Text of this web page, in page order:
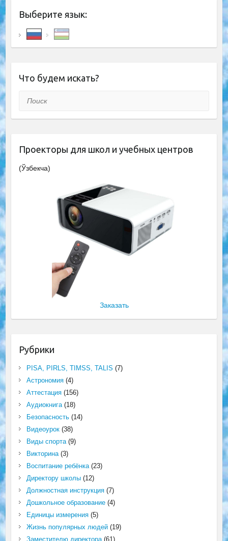
Выберите язык:
Что будем искать?
Поиск
Проекторы для школ и учебных центров
(Ўзбекча)
Заказать
Рубрики
PISA, PIRLS, TIMSS, TALIS (7)
Астрономия(4)
Аттестация(156)
Аудиокнига(18)
Безопасность(14)
Видеоурок(38)
Виды спорта(9)
Викторина(3)
Воспитание ребёнка(23)
Директору школы(12)
Должностная инструкция(7)
Дошкольное образование(4)
Единицы измерения(5)
Жизнь популярных людей(19)
Заместителю директора(61)